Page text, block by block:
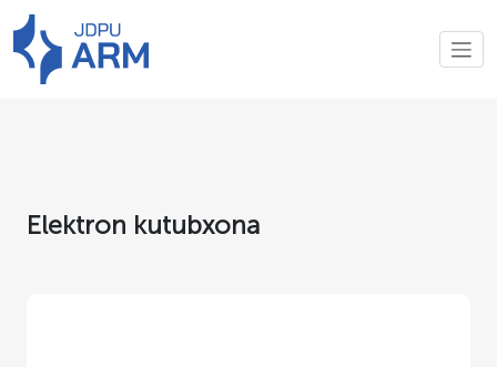
Elektron kutubxona